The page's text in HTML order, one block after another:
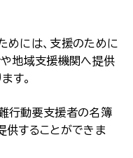
には、支援のために
地域支援機関へ提供
す。
行動要支援者の名簿
供することができま